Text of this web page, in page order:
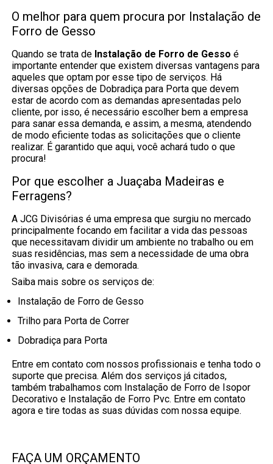
O melhor para quem procura por Instalação de
Forro de Gesso
Quando se trata de Instalação de Forro de Gesso é
importante entender que existem diversas vantagens para
aqueles que optam por esse tipo de serviços. Há
diversas opções de Dobradiça para Porta que devem
estar de acordo com as demandas apresentadas pelo
cliente, por isso, é necessário escolher bem a empresa
para sanar essa demanda, e assim, a mesma, atendendo
de modo eficiente todas as solicitações que o cliente
realizar. É garantido que aqui, você achará tudo o que
procura!
Por que escolher a Juaçaba Madeiras e
Ferragens?
A JCG Divisórias é uma empresa que surgiu no mercado
principalmente focando em facilitar a vida das pessoas
que necessitavam dividir um ambiente no trabalho ou em
suas residências, mas sem a necessidade de uma obra
tão invasiva, cara e demorada.
Saiba mais sobre os serviços de:
Instalação de Forro de Gesso
Trilho para Porta de Correr
Dobradiça para Porta
Entre em contato com nossos profissionais e tenha todo o
suporte que precisa. Além dos serviços já citados,
também trabalhamos com Instalação de Forro de Isopor
Decorativo e Instalação de Forro Pvc. Entre em contato
agora e tire todas as suas dúvidas com nossa equipe.
FAÇA UM ORÇAMENTO